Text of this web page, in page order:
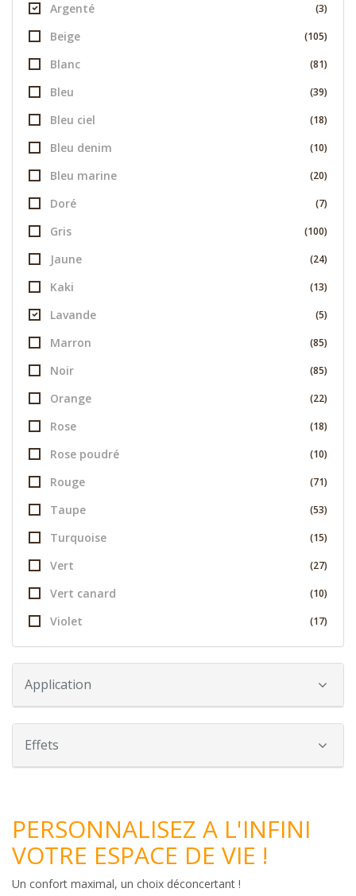
Argenté (3)
Beige (105)
Blanc (81)
Bleu (39)
Bleu ciel (18)
Bleu denim (10)
Bleu marine (20)
Doré (7)
Gris (100)
Jaune (24)
Kaki (13)
Lavande (5)
Marron (85)
Noir (85)
Orange (22)
Rose (18)
Rose poudré (10)
Rouge (71)
Taupe (53)
Turquoise (15)
Vert (27)
Vert canard (10)
Violet (17)
Application
Effets
PERSONNALISEZ A L'INFINI
VOTRE ESPACE DE VIE !
Un confort maximal, un choix déconcertant !